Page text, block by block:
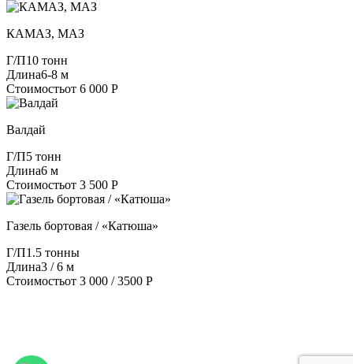
КАМАЗ, МАЗ
Г/П10 тонн
Длина6-8 м
Стоимостьот 6 000 Р
Валдай
Г/П5 тонн
Длина6 м
Стоимостьот 3 500 Р
Газель бортовая / «Катюша»
Г/П1.5 тонны
Длина3 / 6 м
Стоимостьот 3 000 / 3500 Р